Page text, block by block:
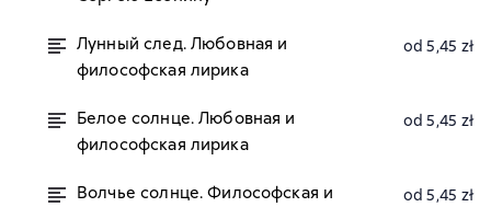
Лунный след. Любовная и
философская лирика
od 5,45 zł
Белое солнце. Любовная и
философская лирика
od 5,45 zł
Волчье солнце. Философская и
od 5,45 zł